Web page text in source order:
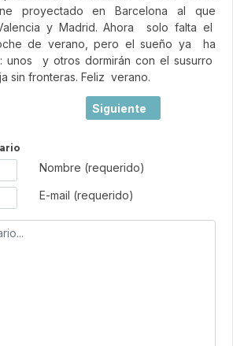
proyectado en Barcelona al que
y Madrid. Ahora solo falta el
de verano, pero el sueño ya ha
unos y otros dormirán con el susurro
sin fronteras. Feliz verano.
contribución de España a la
Artículo siguiente:
Siguiente
Nombre (requerido)
E-mail (requerido)